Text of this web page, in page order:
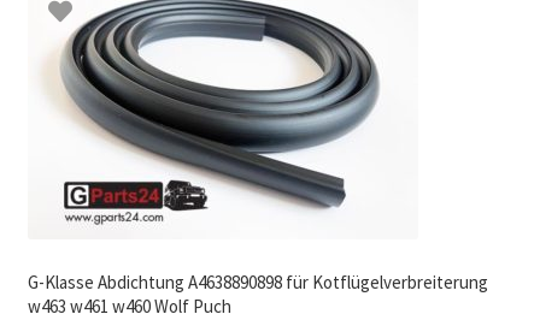
G-Klasse Abdichtung A4638890898 für Kotflügelverbreiterung
w463 w461 w460 Wolf Puch